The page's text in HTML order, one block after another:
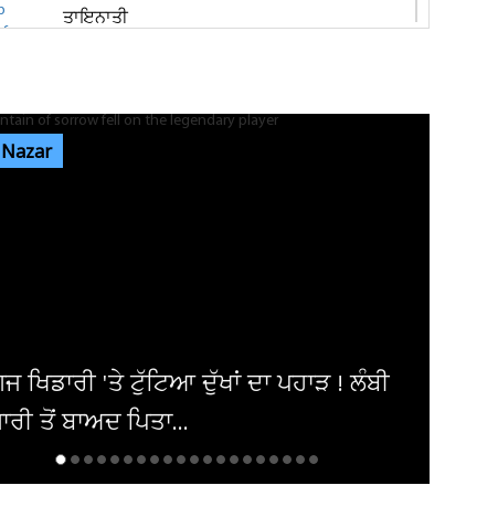
ਤਾਇਨਾਤੀ
ਪਾਕਿ-ਸਾਊਦੀ-ਤੁਰਕੀ ਸਮਝੌਤੇ ਨਾਲ ਪੱਛਮੀ ਏਸ਼ੀਆ
'ਚ US ਦੀ ਭੂਮਿਕਾ ਘਟਣ ਦੀ ਸੰਭਾਵਨਾ